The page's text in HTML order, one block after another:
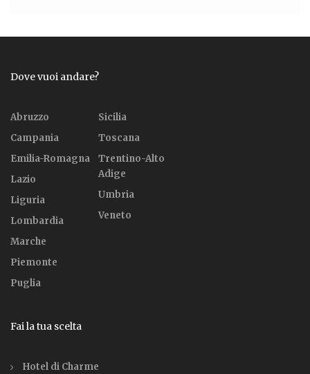
Dove vuoi andare?
Abruzzo
Campania
Emilia-Romagna
Lazio
Liguria
Lombardia
Marche
Piemonte
Puglia
Sicilia
Toscana
Trentino-Alto
Adige
Umbria
Veneto
Fai la tua scelta
Hotel di Charme